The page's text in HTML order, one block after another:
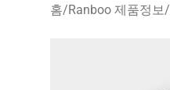
홈/Ranboo 제품정보/